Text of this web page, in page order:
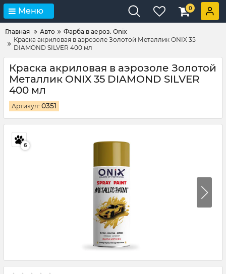
Меню 0
Главная Авто
Фарба в аероз. Onix
Краска акриловая в аэрозоле Золотой Металлик ONIX 35
DIAMOND SILVER 400 мл
Краска акриловая в аэрозоле Золотой
Металлик ONIX 35 DIAMOND SILVER
400 мл
Артикул: 0351
6